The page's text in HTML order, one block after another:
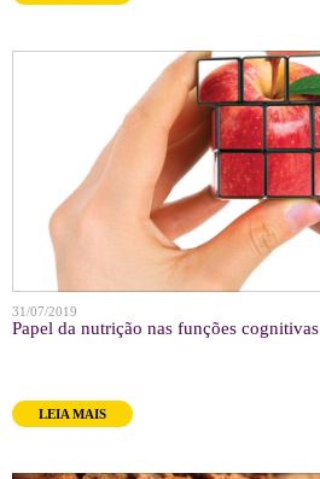
31/07/2019
Papel da nutrição nas funções cognitivas
LEIA MAIS